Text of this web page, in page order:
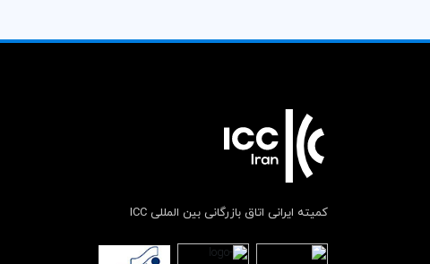
کمیته ایرانی اتاق بازرگانی بین المللی ICC